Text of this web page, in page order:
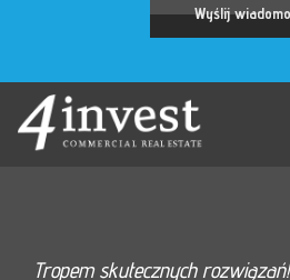
Tropem skutecznych rozwiązań!